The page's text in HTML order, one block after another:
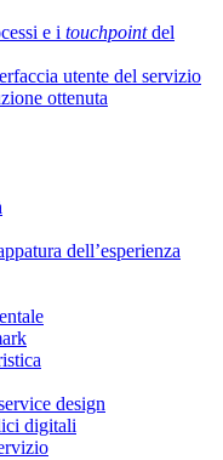
e i touchpointdel
utente del servizio
ottenuta
dell’esperienza
design
digitali